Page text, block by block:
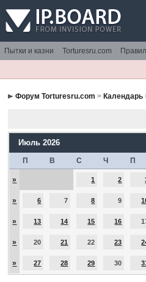
Пытки и казни Torturesru.com
Форум Torturesru.com > Календарь
Июль 2026
П В С Ч П
» 1 2
» 6 7 8 9
» 13 14 15 16
» 20 21 22 23
» 27 28 29 30